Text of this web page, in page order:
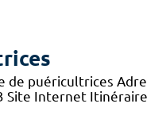
de puéricultrices
Site Internet